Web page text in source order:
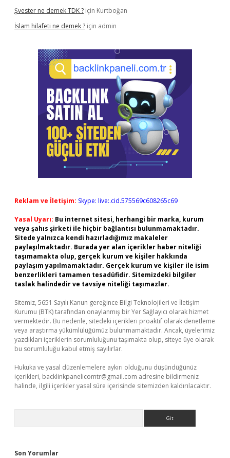
Şvester ne demek TDK ? için Kurtboğan
İslam hilafeti ne demek ? için admin
Reklam ve İletişim: Skype: live:.cid.575569c608265c69
Yasal Uyarı: Bu internet sitesi, herhangi bir marka, kurum
veya şahıs şirketi ile hiçbir bağlantısı bulunmamaktadır.
Sitede yalnızca kendi hazırladığımız makaleler
paylaşılmaktadır. Burada yer alan içerikler haber niteliği
taşımamakta olup, gerçek kurum ve kişiler hakkında
paylaşım yapılmamaktadır. Gerçek kurum ve kişiler ile isim
benzerlikleri tamamen tesadüfidir. Sitemizdeki bilgiler
taslak halindedir ve tavsiye niteliği taşımazlar.
Sitemiz, 5651 Sayılı Kanun gereğince Bilgi Teknolojileri ve İletişim
Kurumu (BTK) tarafından onaylanmış bir Yer Sağlayıcı olarak hizmet
vermektedir. Bu nedenle, sitedeki içerikleri proaktif olarak denetleme
veya araştırma yükümlülüğümüz bulunmamaktadır. Ancak, üyelerimiz
yazdıkları içeriklerin sorumluluğunu taşımakta olup, siteye üye olarak
bu sorumluluğu kabul etmiş sayılırlar.
Hukuka ve yasal düzenlemelere aykırı olduğunu düşündüğünüz
içerikleri, backlinkpanelicomtr@gmail.com adresine bildirmeniz
halinde, ilgili içerikler yasal süre içerisinde sitemizden kaldırılacaktır.
Son Yorumlar